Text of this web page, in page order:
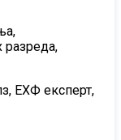
ЕХФ експерт,